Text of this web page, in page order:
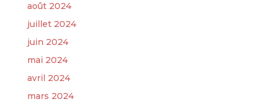
août 2024
juillet 2024
juin 2024
mai 2024
avril 2024
mars 2024